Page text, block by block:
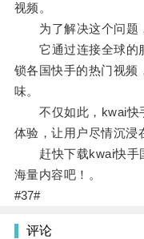
视频。
为了解决这个问题，
它通过连接全球的
锁各国快手的热门视频
味。
不仅如此，kwai快
体验，让用户尽情沉浸
赶快下载kwai快手
海量内容吧！。
#37#
评论